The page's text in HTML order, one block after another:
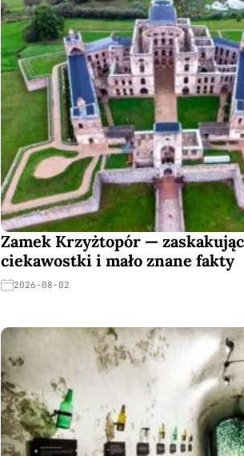
Zamek Krzyżtopór —
ciekawostki i mało znane fakty
2026-08-02